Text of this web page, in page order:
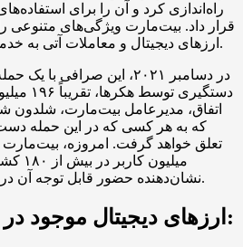
راه‌اندازی کرد و آن را برای
قرار داد. بیت‌مارت ویژگی‌های متنوعی
ارزهای دیجیتال و معاملات آتی به خدمت کاربران خود اضافه کرد.
در دسامبر ۲۰۲۱، این صرافی
دستگیری
اتفاق، مدیرعامل بیت‌مارت، شلدون
که به هر کسی که در این حمله
نشان‌دهنده حضور قابل توجه آن در بازار ارزهای دیجیتال است.
ارزهای دیجیتال موجود در صرافی بیت‌مارت: